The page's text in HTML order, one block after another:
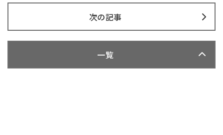
次の記事
一覧